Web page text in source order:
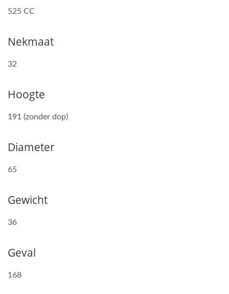
525 CC
Nekmaat
32
Hoogte
191 (zonder dop)
Diameter
65
Gewicht
36
Geval
168